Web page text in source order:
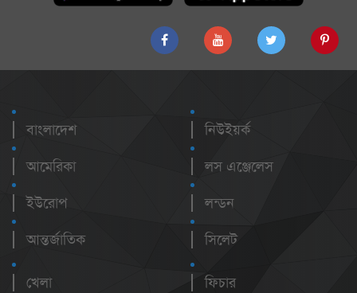
বাংলাদেশ
আমেরিকা
ইউরোপ
আন্তর্জাতিক
নিউইয়র্ক
লস এঞ্জেলেস
লন্ডন
সিলেট
খেলা
ফিচার